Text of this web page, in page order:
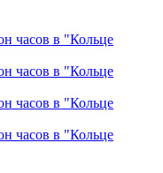
часов в "Кольце
часов в "Кольце
часов в "Кольце
часов в "Кольце